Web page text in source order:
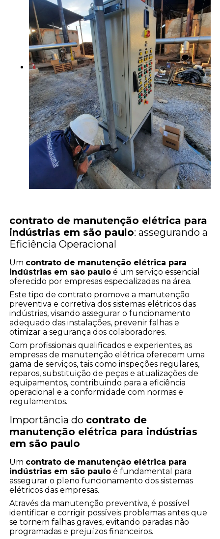
contrato de manutenção elétrica para
indústrias em são paulo: assegurando a
Eficiência Operacional
Um contrato de manutenção elétrica para
indústrias em são paulo é um serviço essencial
oferecido por empresas especializadas na área.
Este tipo de contrato promove a manutenção
preventiva e corretiva dos sistemas elétricos das
indústrias, visando assegurar o funcionamento
adequado das instalações, prevenir falhas e
otimizar a segurança dos colaboradores.
Com profissionais qualificados e experientes, as
empresas de manutenção elétrica oferecem uma
gama de serviços, tais como inspeções regulares,
reparos, substituição de peças e atualizações de
equipamentos, contribuindo para a eficiência
operacional e a conformidade com normas e
regulamentos.
Importância do contrato de
manutenção elétrica para indústrias
em são paulo
Um contrato de manutenção elétrica para
indústrias em são paulo é fundamental para
assegurar o pleno funcionamento dos sistemas
elétricos das empresas.
Através da manutenção preventiva, é possível
identificar e corrigir possíveis problemas antes que
se tornem falhas graves, evitando paradas não
programadas e prejuízos financeiros.